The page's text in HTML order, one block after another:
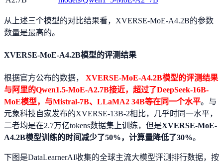
从上述三个模型的对比结果看，XVERSE-MoE-A4.2B的参数
数量是最高的。
XVERSE-MoE-A4.2B模型的评测结果
根据官方公布的数据， XVERSE-MoE-A4.2B模型的评测结果
与阿里的Qwen1.5-MoE-A2.7B接近，超过了DeepSeek-16B-
MoE模型，与Mistral-7B、LLaMA2 34B等在同一个水平。与
元象科技自家发布的XVERSE-13B-2相比，几乎时同一水平，
二者均是在2.7万亿tokens数据集上训练，但是XVERSE-MoE-
A4.2B模型训练的时间减少了50%，计算量降低了30%。
下图是DataLearnerAI收集的全球主流大模型评测排行数据，按